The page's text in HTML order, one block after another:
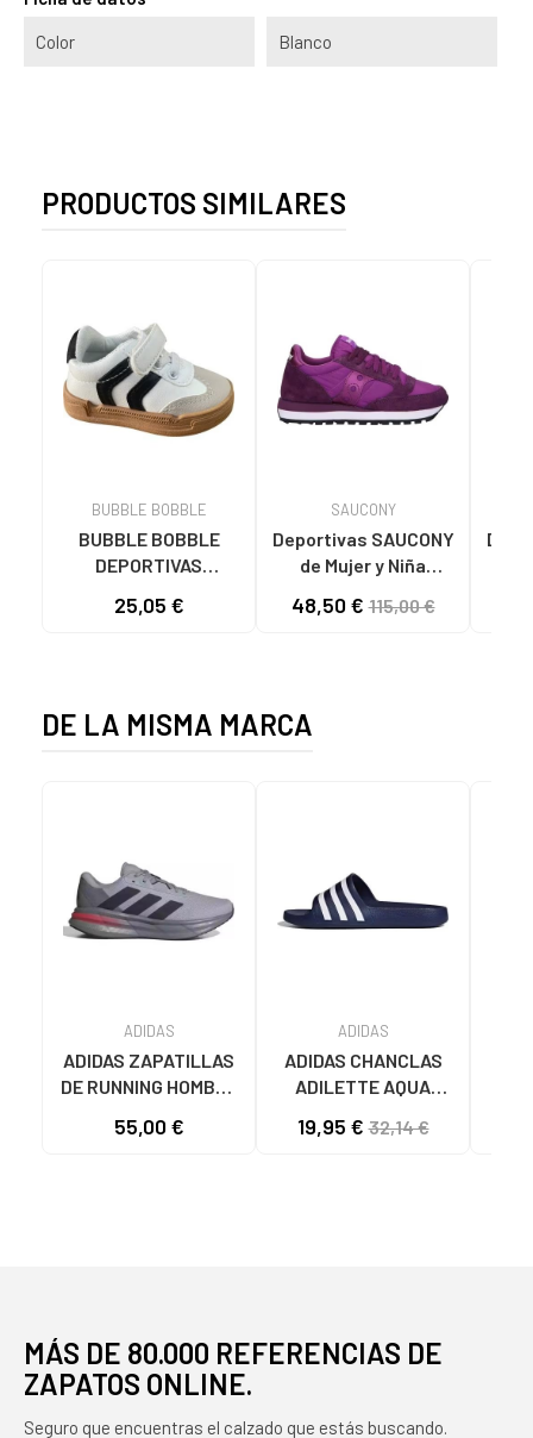
Color Blanco
PRODUCTOS SIMILARES
BUBBLE BOBBLE
BUBBLE BOBBLE
DEPORTIVAS
NEGRAS NEGRO
25,05 €
SAUCONY
Deportivas SAUCONY
de Mujer y Niña
DEPORTIVAS JAZZ
48,50 €115,00 €
DE LA MISMA MARCA
ADIDAS
ADIDAS ZAPATILLAS
DE RUNNING HOMBRE
GRIS VARIOS
55,00 €
ADIDAS
ADIDAS CHANCLAS
ADILETTE AQUA
19,95 €32,14 €
MÁS DE 80.000 REFERENCIAS DE
ZAPATOS ONLINE.
Seguro que encuentras el calzado que estás buscando.